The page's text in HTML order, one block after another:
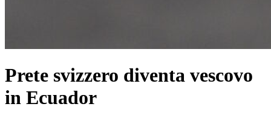
Prete svizzero diventa vescovo
in Ecuador